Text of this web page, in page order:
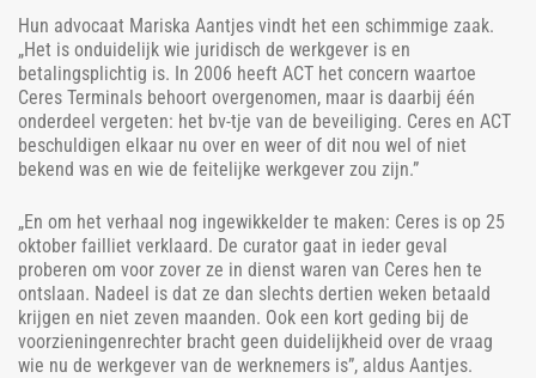
Hun advocaat Mariska Aantjes vindt het een schimmige zaak.
„Het is onduidelijk wie juridisch de werkgever is en
betalingsplichtig is. In 2006 heeft ACT het concern waartoe
Ceres Terminals behoort overgenomen, maar is daarbij één
onderdeel vergeten: het bv-tje van de beveiliging. Ceres en ACT
beschuldigen elkaar nu over en weer of dit nou wel of niet
bekend was en wie de feitelijke werkgever zou zijn.”
„En om het verhaal nog ingewikkelder te maken: Ceres is op 25
oktober failliet verklaard. De curator gaat in ieder geval
proberen om voor zover ze in dienst waren van Ceres hen te
ontslaan. Nadeel is dat ze dan slechts dertien weken betaald
krijgen en niet zeven maanden. Ook een kort geding bij de
voorzieningenrechter bracht geen duidelijkheid over de vraag
wie nu de werkgever van de werknemers is”, aldus Aantjes.